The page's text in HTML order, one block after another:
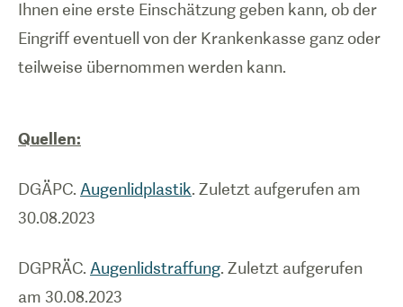
Ihnen eine erste Einschätzung geben kann, ob der
Eingriff eventuell von der Krankenkasse ganz oder
teilweise übernommen werden kann.
Quellen:
DGÄPC. Augenlidplastik. Zuletzt aufgerufen am
30.08.2023
DGPRÄC. Augenlidstraffung. Zuletzt aufgerufen
am 30.08.2023